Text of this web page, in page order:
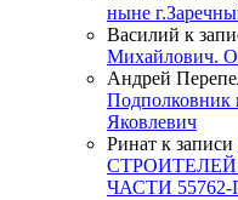
ныне
Василий к
Михайлович.
Андрей
Подполковник
Яковлевич
Ринат к записи
ЧАСТИ